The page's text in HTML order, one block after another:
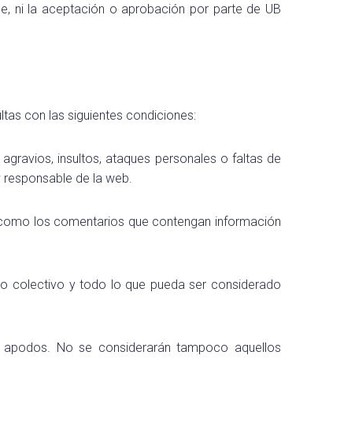
ni la aceptación o aprobación por parte de UB
con las siguientes condiciones:
insultos, ataques personales o faltas de
de la web.
los comentarios que contengan información
colectivo y todo lo que pueda ser considerado
No se considerarán tampoco aquellos